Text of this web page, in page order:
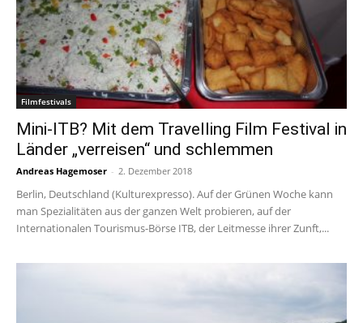
Filmfestivals
Mini-ITB? Mit dem Travelling Film Festival in
Länder „verreisen“ und schlemmen
Andreas Hagemoser - 2. Dezember 2018
Berlin, Deutschland (Kulturexpresso). Auf der Grünen Woche kann
man Spezialitäten aus der ganzen Welt probieren, auf der
Internationalen Tourismus-Börse ITB, der Leitmesse ihrer Zunft,...